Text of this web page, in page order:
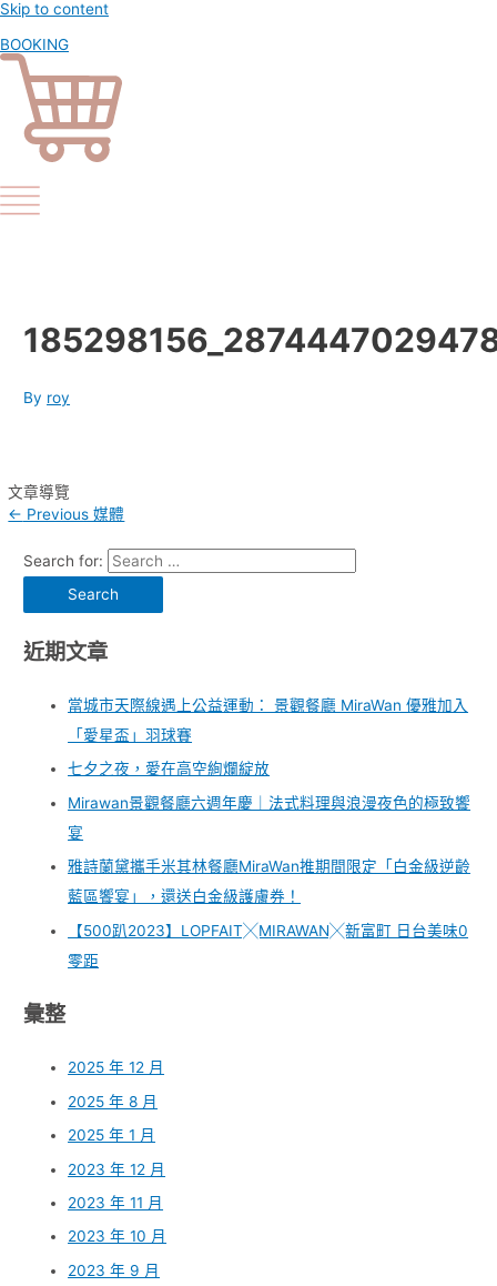
Skip to content
BOOKING
By roy
文章導覽
← Previous 媒體
Search for:
近期文章
當城市天際線遇上公益運動： 景觀餐廳 MiraWan 優雅加入
「愛星盃」羽球賽
七夕之夜，愛在高空絢爛綻放
Mirawan景觀餐廳六週年慶｜法式料理與浪漫夜色的極致饗
宴
雅詩蘭黛攜手米其林餐廳MiraWan推期間限定「白金級逆齡
藍區饗宴」，還送白金級護膚券！
【500趴2023】LOPFAIT╳MIRAWAN╳新富町 日台美味0
零距
彙整
2025 年 12 月
2025 年 8 月
2025 年 1 月
2023 年 12 月
2023 年 11 月
2023 年 10 月
2023 年 9 月